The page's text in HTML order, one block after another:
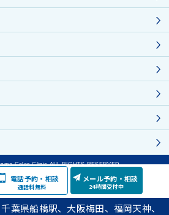
Celes Clinic ALL RIGHTS RESERVED
電話予約・相談
通話料無料
メール予約・相談
24時間受付中
葉県船橋駅、大阪梅田、福岡天神、